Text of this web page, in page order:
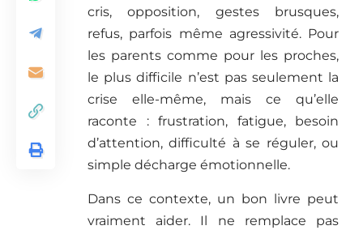
cris, opposition, gestes brusques,
refus, parfois même agressivité. Pour
les parents comme pour les proches,
le plus difficile n’est pas seulement la
crise elle-même, mais ce qu’elle
raconte : frustration, fatigue, besoin
d’attention, difficulté à se réguler, ou
simple décharge émotionnelle.
Dans ce contexte, un bon livre peut
vraiment aider. Il ne remplace pas